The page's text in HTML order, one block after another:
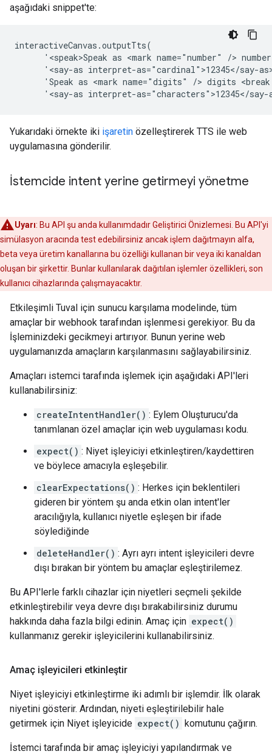
aşağıdaki snippet'te:
interactiveCanvas.outputTts(
'<speak>Speak as <mark name="number" />
'<say-as interpret-as="cardinal">12345</say-
'Speak as <mark name="digits" /> digits
Yukarıdaki örnekte iki işaretin özelleştirerek TTS ile web
uygulamasına gönderilir.
İstemcide intent yerine getirmeyi yönetme
Uyarı: Bu API şu anda kullanımdadır Geliştirici Önizlemesi. Bu API'yi
simülasyon aracında test edebilirsiniz ancak işlem dağıtmayın alfa,
beta veya üretim kanallarına bu özelliği kullanan bir veya iki kanaldan
oluşan bir şirkettir. Bunlar kullanılarak dağıtılan işlemler özellikleri, son
kullanıcı cihazlarında çalışmayacaktır.
Etkileşimli Tuval için sunucu karşılama modelinde, tüm
amaçlar bir webhook tarafından işlenmesi gerekiyor. Bu da
İşleminizdeki gecikmeyi artırıyor. Bunun yerine web
uygulamanızda amaçların karşılanmasını sağlayabilirsiniz.
Amaçları istemci tarafında işlemek için aşağıdaki API'leri
kullanabilirsiniz:
createIntentHandler() : Eylem Oluşturucu'da
tanımlanan özel amaçlar için web uygulaması kodu.
expect() : Niyet işleyiciyi etkinleştiren/kaydettiren
ve böylece amacıyla eşleşebilir.
clearExpectations() : Herkes için beklentileri
gideren bir yöntem şu anda etkin olan intent'ler
aracılığıyla, kullanıcı niyetle eşleşen bir ifade
söylediğinde
deleteHandler() : Ayrı ayrı intent işleyicileri devre
dışı bırakan bir yöntem bu amaçlar eşleştirilemez.
Bu API'lerle farklı cihazlar için niyetleri seçmeli şekilde
etkinleştirebilir veya devre dışı bırakabilirsiniz durumu
hakkında daha fazla bilgi edinin. Amaç için expect()
kullanmanız gerekir işleyicilerini kullanabilirsiniz.
Amaç işleyicileri etkinleştir
Niyet işleyiciyi etkinleştirme iki adımlı bir işlemdir. İlk olarak
niyetini gösterir. Ardından, niyeti eşleştirilebilir hale
getirmek için Niyet işleyicide expect() komutunu çağırın.
İstemci tarafında bir amaç işleyiciyi yapılandırmak ve